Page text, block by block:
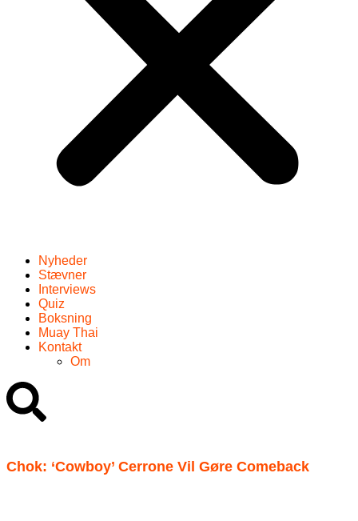
Nyheder
Stævner
Interviews
Quiz
Boksning
Muay Thai
Kontakt
Om
Chok: ‘Cowboy’ Cerrone Vil Gøre Comeback